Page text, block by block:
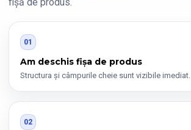
01
Am deschis fișa de produs
Structura și câmpurile cheie sunt vizibile imediat.
02